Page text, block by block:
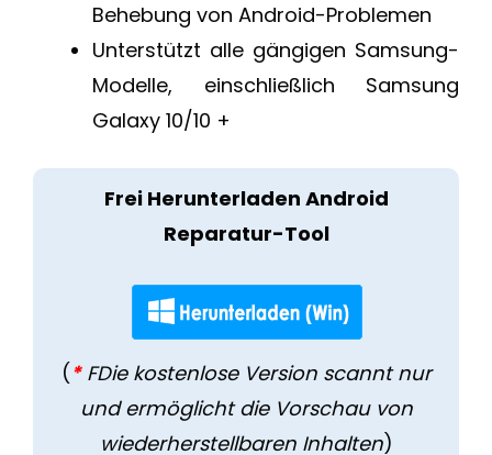
Behebung von Android-Problemen
Unterstützt alle gängigen Samsung-
Modelle, einschließlich Samsung
Galaxy 10/10 +
Frei Herunterladen Android
Reparatur-Tool
(*FDie kostenlose Version scannt nur
und ermöglicht die Vorschau von
wiederherstellbaren Inhalten)